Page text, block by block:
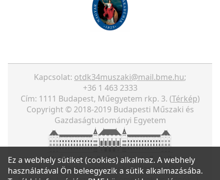
Kapcsolat: otdk34muszaki@mail.bme.hu;
+36 1 463 2333
Cím: 1111 Budapest, Műegyetem rkp. 3. (Térkép)
Copyright © 2018-2019 Budapesti Műszaki és
Gazdaságtudományi Egyetem
Hírek|Dokumentumok|Szervezők|
Ez a webhely sütiket (cookies) alkalmaz. A webhely
használatával Ön beleegyezik a sütik alkalmazásába.